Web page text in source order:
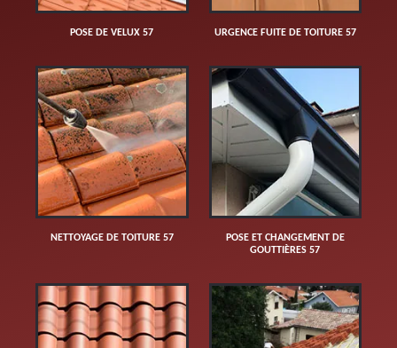
POSE DE VELUX 57 URGENCE FUITE DE TOITURE 57
NETTOYAGE DE TOITURE 57
POSE ET CHANGEMENT DE
GOUTTIÈRES 57